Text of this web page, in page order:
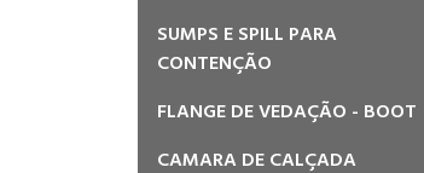
SUMPS E SPILL PARA
CONTENÇÃO
FLANGE DE VEDAÇÃO - BOOT
CAMARA DE CALÇADA